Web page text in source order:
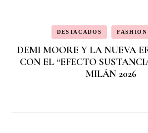
DESTACADOS
DEMI MOORE Y LA NUEVA
CON EL “EFECTO
MILÁN 2026